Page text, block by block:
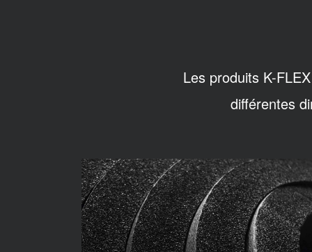
Les produits K-
différentes